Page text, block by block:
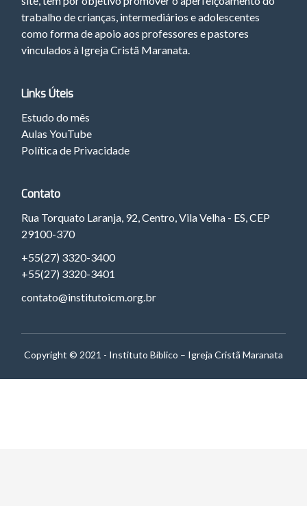
trabalho de crianças, intermediários e adolescentes
como forma de apoio aos professores e pastores
vinculados à Igreja Cristã Maranata.
Links Úteis
Estudo do mês
Aulas YouTube
Política de Privacidade
Contato
Rua Torquato Laranja, 92, Centro, Vila Velha - ES, CEP
29100-370
+55(27) 3320-3400
+55(27) 3320-3401
contato@institutoicm.org.br
Copyright © 2021 - Instituto Bíblico – Igreja Cristã Maranata